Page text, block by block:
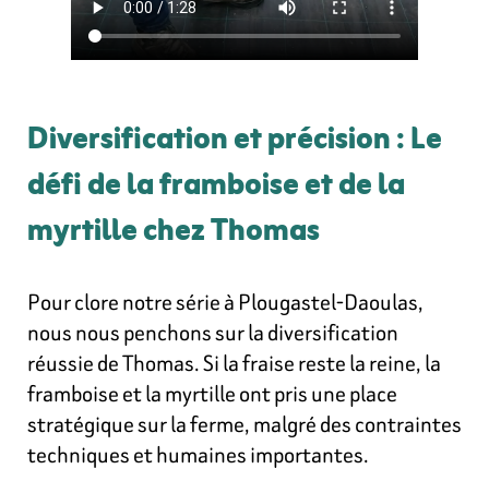
Diversification et précision : Le
défi de la framboise et de la
myrtille chez Thomas
Pour clore notre série à Plougastel-Daoulas,
nous nous penchons sur la diversification
réussie de Thomas. Si la fraise reste la reine, la
framboise et la myrtille ont pris une place
stratégique sur la ferme, malgré des contraintes
techniques et humaines importantes.